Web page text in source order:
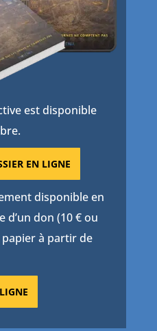
est disponible
EN LIGNE
disponible en
d’un don (10 € ou
à partir de